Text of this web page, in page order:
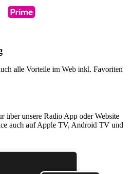
alle Vorteile im Web inkl. Favoriten
über unsere Radio App oder Website
auch auf Apple TV, Android TV und